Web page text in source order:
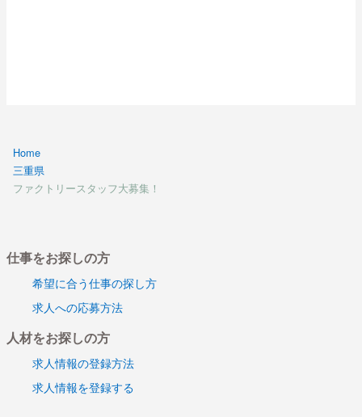
Home
三重県
ファクトリースタッフ大募集！
仕事をお探しの方
希望に合う仕事の探し方
求人への応募方法
人材をお探しの方
求人情報の登録方法
求人情報を登録する